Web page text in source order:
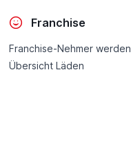
Franchise
Franchise-Nehmer werden
Übersicht Läden